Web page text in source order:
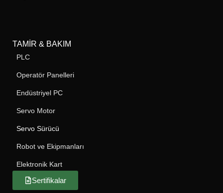
TAMIR & BAKIM
PLC
Operatör Panelleri
Endüstriyel PC
Servo Motor
Servo Sürücü
Robot ve Ekipmanları
Elektronik Kart
Sertifikalar